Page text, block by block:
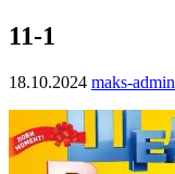
11-1
18.10.2024 maks-admin